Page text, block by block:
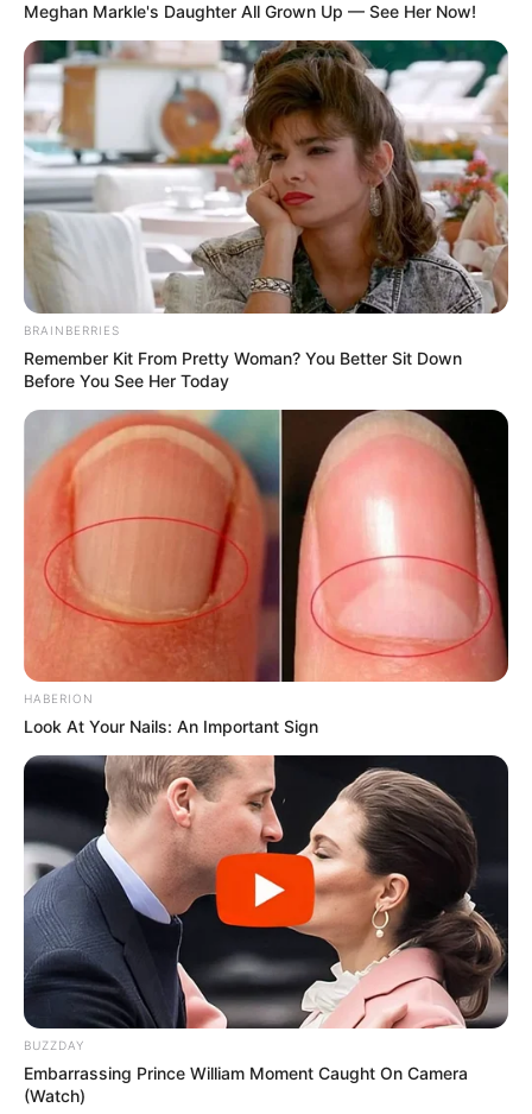
Meghan Markle's Daughter All Grown Up — See Her Now!
BRAINBERRIES
Remember Kit From Pretty Woman? You Better Sit Down
Before You See Her Today
HABERION
Look At Your Nails: An Important Sign
BUZZDAY
Embarrassing Prince William Moment Caught On Camera
(Watch)